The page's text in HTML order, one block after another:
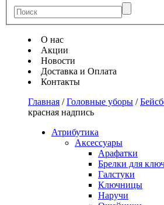
О нас
Акции
Новости
Доставка и Оплата
Контакты
Главная /Головные уборы /
красная надпись
Атрибутика
Аксессуары
Арафатки
Брелки для
Галстуки
Ключницы
Наручи